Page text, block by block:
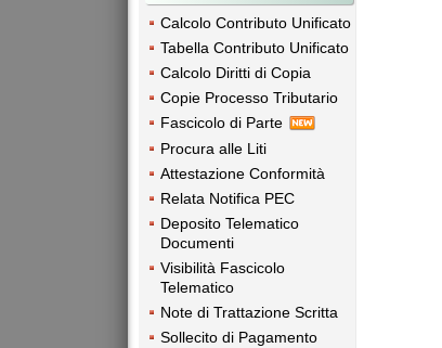
Calcolo Contributo Unificato
Tabella Contributo Unificato
Calcolo Diritti di Copia
Copie Processo Tributario
Fascicolo di Parte
Procura alle Liti
Attestazione Conformità
Relata Notifica PEC
Deposito Telematico
Documenti
Visibilità Fascicolo
Telematico
Note di Trattazione Scritta
Sollecito di Pagamento